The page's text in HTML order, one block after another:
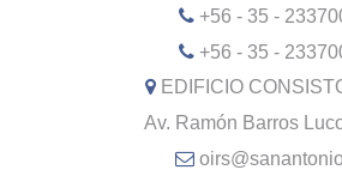
+56 - 35 -
+56 - 35 -
EDIFICIO
Av. Ramón Barros